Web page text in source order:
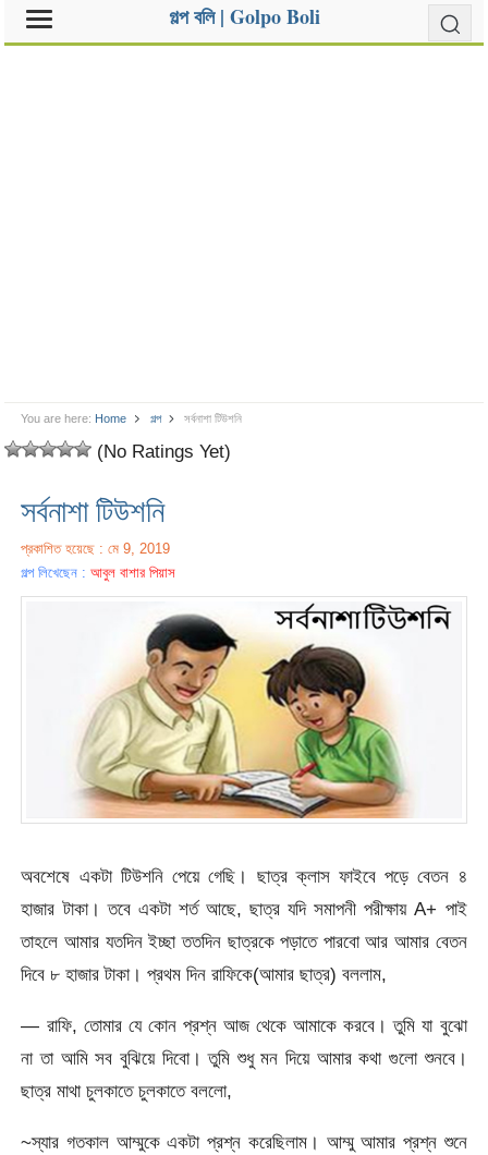
গল্প বলি | Golpo Boli
You are here: Home গল্প সর্বনাশা টিউশনি
(No Ratings Yet)
সর্বনাশা টিউশনি
প্রকাশিত হয়েছে : মে 9, 2019
গল্প লিখেছেন :আবুল বাশার পিয়াস
অবশেষে একটা টিউশনি পেয়ে গেছি। ছাত্র ক্লাস ফাইবে পড়ে বেতন ৪
হাজার টাকা। তবে একটা শর্ত আছে, ছাত্র যদি সমাপনী পরীক্ষায় A+ পাই
তাহলে আমার যতদিন ইচ্ছা ততদিন ছাত্রকে পড়াতে পারবো আর আমার বেতন
দিবে ৮ হাজার টাকা। প্রথম দিন রাফিকে(আমার ছাত্র) বললাম,
— রাফি, তোমার যে কোন প্রশ্ন আজ থেকে আমাকে করবে। তুমি যা বুঝো
না তা আমি সব বুঝিয়ে দিবো। তুমি শুধু মন দিয়ে আমার কথা গুলো শুনবে।
ছাত্র মাথা চুলকাতে চুলকাতে বললো,
~স্যার গতকাল আম্মুকে একটা প্রশ্ন করেছিলাম। আম্মু আমার প্রশ্ন শুনে